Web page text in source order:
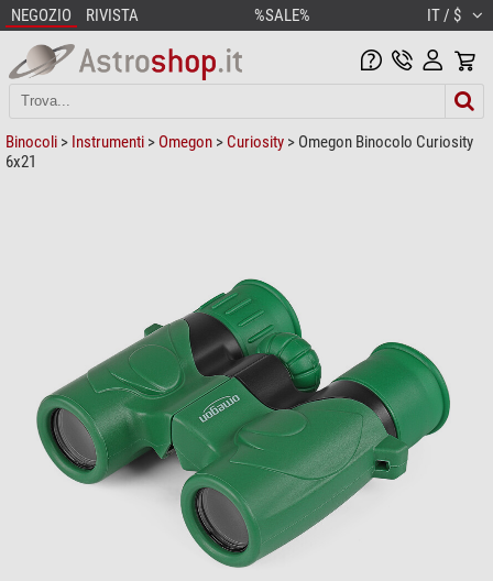
NEGOZIO RIVISTA %SALE% IT / $
Binocoli > Instrumenti > Omegon > Curiosity > Omegon Binocolo Curiosity
6x21